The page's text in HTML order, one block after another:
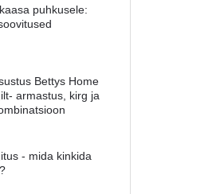
puhkusele:
Bettys Home
armastus, kirg ja
- mida kinkida